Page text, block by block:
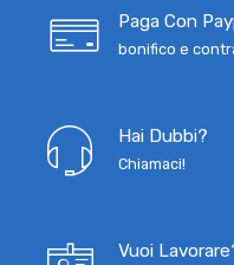
Paga Con
bonifico e
Hai Dubbi?
Chiamaci!
Vuoi